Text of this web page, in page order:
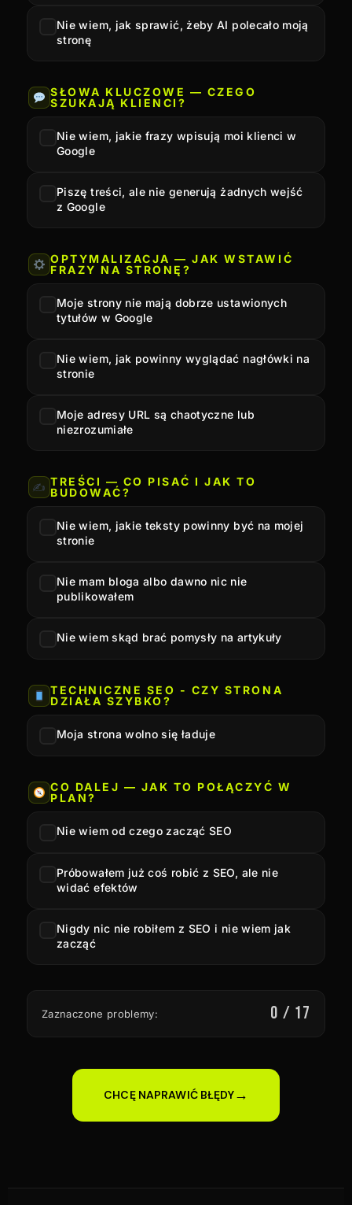
Nie wiem, jak sprawić, żeby AI polecało moją
stronę
SŁOWA KLUCZOWE — CZEGO
SZUKAJĄ KLIENCI?
Nie wiem, jakie frazy wpisują moi klienci w
Google
Piszę treści, ale nie generują żadnych wejść
z Google
OPTYMALIZACJA — JAK WSTAWIĆ
FRAZY NA STRONĘ?
Moje strony nie mają dobrze ustawionych
tytułów w Google
Nie wiem, jak powinny wyglądać nagłówki na
stronie
Moje adresy URL są chaotyczne lub
niezrozumiałe
✍️ TREŚCI — CO PISAĆ I JAK TO
BUDOWAĆ?
Nie wiem, jakie teksty powinny być na mojej
stronie
Nie mam bloga albo dawno nic nie
publikowałem
Nie wiem skąd brać pomysły na artykuły
TECHNICZNE SEO - CZY STRONA
DZIAŁA SZYBKO?
Moja strona wolno się ładuje
CO DALEJ — JAK TO POŁĄCZYĆ W
PLAN?
Nie wiem od czego zacząć SEO
Próbowałem już coś robić z SEO, ale nie
widać efektów
Nigdy nic nie robiłem z SEO i nie wiem jak
zacząć
Zaznaczone problemy: 0 / 17
CHCĘ NAPRAWIĆ BŁĘDY→